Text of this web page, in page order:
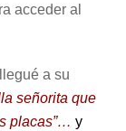
acceder al
a su
señorita que
placas”…y